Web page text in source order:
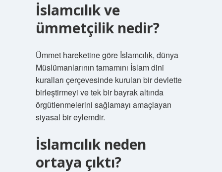
İslamcılık ve
ümmetçilik nedir?
Ümmet hareketine göre İslamcılık, dünya
Müslümanlarının tamamını İslam dini
kuralları çerçevesinde kurulan bir devlette
birleştirmeyi ve tek bir bayrak altında
örgütlenmelerini sağlamayı amaçlayan
siyasal bir eylemdir.
İslamcılık neden
ortaya çıktı?